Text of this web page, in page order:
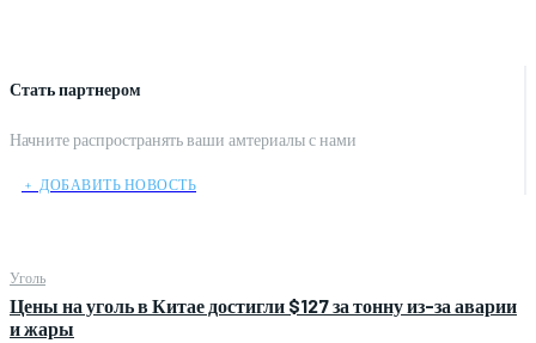
Стать партнером
Начните распространять ваши амтериалы с нами
﹢ ДОБАВИТЬ НОВОСТЬ
Уголь
Цены на уголь в Китае достигли $127 за тонну из-за аварии
и жары